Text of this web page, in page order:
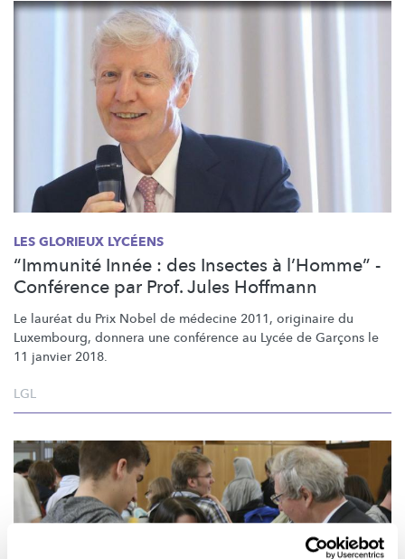
LES GLORIEUX LYCÉENS
“Immunité Innée : des Insectes à l’Homme” -
Conférence par Prof. Jules Hoffmann
Le lauréat du Prix Nobel de médecine 2011, originaire du
Luxembourg, donnera une conférence au Lycée de Garçons le
11 janvier 2018.
LGL